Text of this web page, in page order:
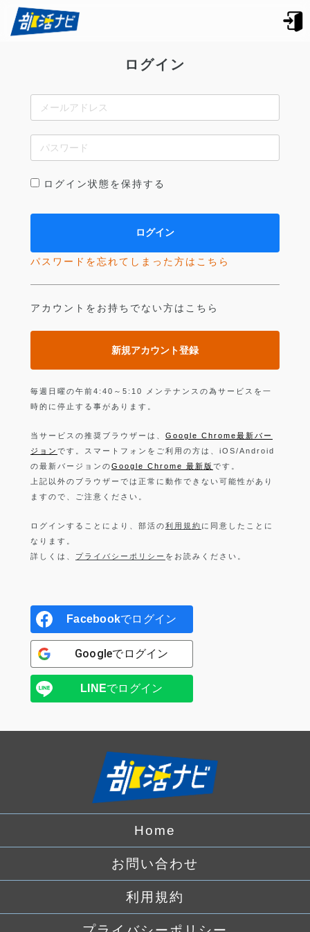
ログイン
ログイン状態を保持する
パスワードを忘れてしまった方はこちら
アカウントをお持ちでない方はこちら
新規アカウント登録
毎週日曜の午前4:40～5:10 メンテナンスの為サービスを一
時的に停止する事があります。
当サービスの推奨ブラウザーは、 Google Chrome最新バー
ジョン です。スマートフォンをご利用の方は、iOS/Android
の最新バージョンのGoogle Chrome 最新版 です。
上記以外のブラウザーでは正常に動作できない可能性があり
ますので、ご注意ください。
ログインすることにより、部活の利用規約 に同意したことに
なります。
詳しくは、 プライバシーポリシー をお読みください。
Facebookでログイン
Googleでログイン
LINEでログイン
Home
お問い合わせ
利用規約